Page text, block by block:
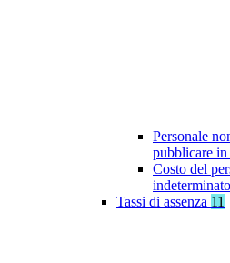
Personale
pubblicare in
Costo del
Tassi di assenza 11